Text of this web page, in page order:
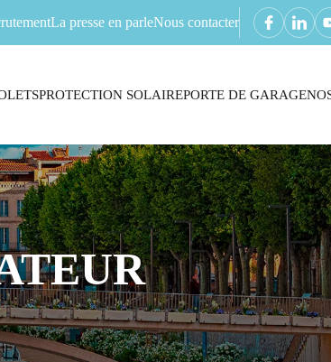
La presse en parleNous contacter
PROTECTION SOLAIREPORTE DE GARAGE